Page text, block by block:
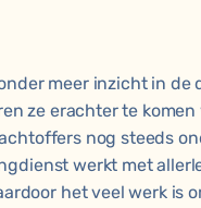
meer inzicht in de
ze erachter te
nog steeds
werkt met
het veel werk is